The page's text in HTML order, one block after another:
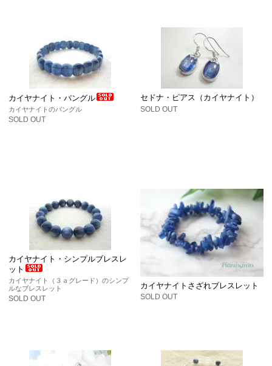
カイヤナイト・バングル
カイヤナイトのバングル
SOLD OUT
セドナ・ピアス（カイヤナイト）
SOLD OUT
カイヤナイト・シンプルブレスレ
ット
カイヤナイト（３ａグレード）のシンプ
ルなブレスレット
SOLD OUT
カイヤナイトさざれブレスレット
SOLD OUT